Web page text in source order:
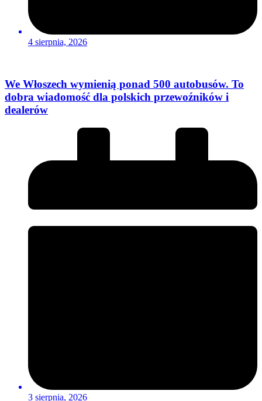
4 sierpnia, 2026
We Włoszech wymienią ponad 500 autobusów. To
dobra wiadomość dla polskich przewoźników i
dealerów
3 sierpnia, 2026